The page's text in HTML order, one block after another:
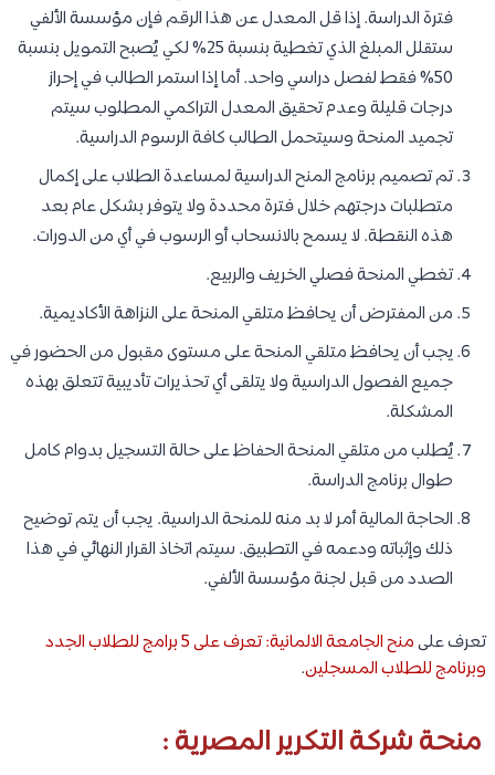
فترة الدراسة. إذا قل المعدل عن هذا الرقم فإن مؤسسة الألفي
ستقلل المبلغ الذي تغطية بنسبة 25% لكي يُصبح التمويل بنسبة
50% فقط لفصل دراسي واحد. أما إذا استمر الطالب في إحراز
درجات قليلة وعدم تحقيق المعدل التراكمي المطلوب سيتم
تجميد المنحة وسيتحمل الطالب كافة الرسوم الدراسية.
تم تصميم برنامج المنح الدراسية لمساعدة الطلاب على إكمال
متطلبات درجتهم خلال فترة محددة ولا يتوفر بشكل عام بعد
هذه النقطة. لا يسمح بالانسحاب أو الرسوب في أي من الدورات.
تغطي المنحة فصلي الخريف والربيع.
من المفترض أن يحافظ متلقي المنحة على النزاهة الأكاديمية.
يجب أن يحافظ متلقي المنحة على مستوى مقبول من الحضور في
جميع الفصول الدراسية ولا يتلقى أي تحذيرات تأديبية تتعلق بهذه
المشكلة.
يُطلب من متلقي المنحة الحفاظ على حالة التسجيل بدوام كامل
طوال برنامج الدراسة.
الحاجة المالية أمر لا بد منه للمنحة الدراسية. يجب أن يتم توضيح
ذلك وإثباته ودعمه في التطبيق. سيتم اتخاذ القرار النهائي في هذا
الصدد من قبل لجنة مؤسسة الألفي.
تعرف على
منح الجامعة الالمانية: تعرف على 5 برامج للطلاب الجدد
وبرنامج للطلاب المسجلين.
منحة شركة التكرير المصرية :